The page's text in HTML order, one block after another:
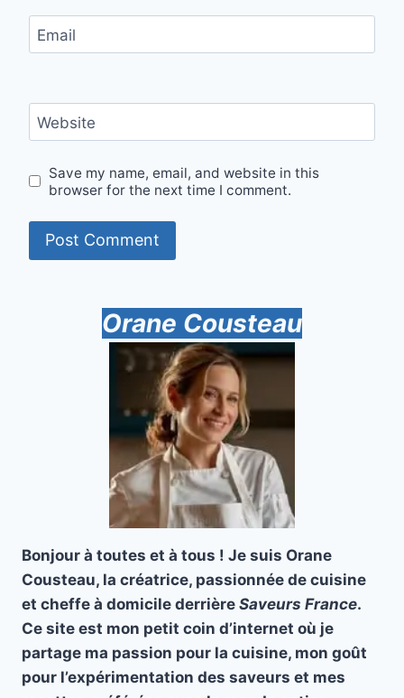
Email
Website
Save my name, email, and website in this
browser for the next time I comment.
Orane Cousteau
Bonjour à toutes et à tous ! Je suis Orane
Cousteau, la créatrice, passionnée de cuisine
et cheffe à domicile derrière Saveurs France.
Ce site est mon petit coin d’internet où je
partage ma passion pour la cuisine, mon goût
pour l’expérimentation des saveurs et mes